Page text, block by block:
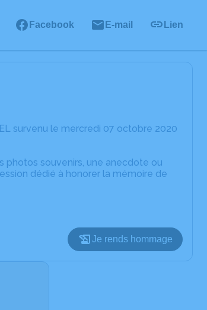
Facebook E-mail Lien
survenu le mercredi 07 octobre 2020
photos souvenirs, une anecdote ou
dédié à honorer la mémoire de
Je rends hommage